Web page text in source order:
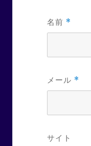
名前 *
メール *
サイト